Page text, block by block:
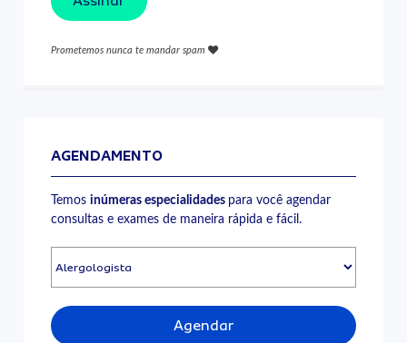
Prometemos nunca te mandar spam
AGENDAMENTO
Temosinúmeras especialidades para você agendar
consultas e exames de maneira rápida e fácil.
Agendar